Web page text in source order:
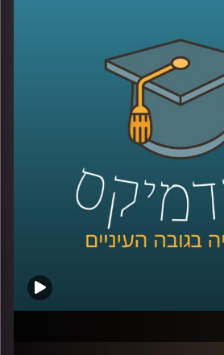
שוחחנו על אודות התערוכה
ביצירה הישראלית
תערוכה שמאפייניה
אוצרותן המקובל של
תוצר אוצרותי שונה ומרתק.